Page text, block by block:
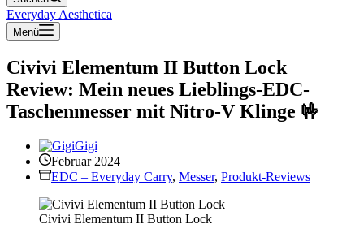
Everyday Aesthetica
Menü
Civivi Elementum II Button Lock
Review: Mein neues Lieblings-EDC-
Taschenmesser mit Nitro-V Klinge 🤟
Gigi
Februar 2024
EDC – Everyday Carry, Messer, Produkt-Reviews
Civivi Elementum II Button Lock